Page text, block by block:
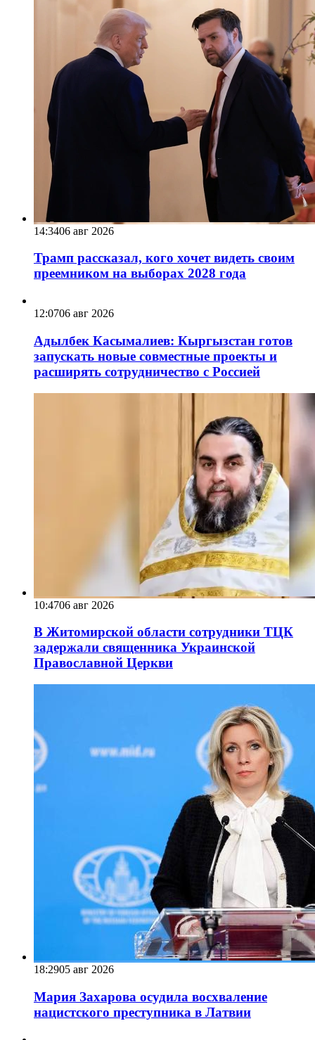
14:3406 авг 2026
Трамп рассказал, кого хочет видеть своим
преемником на выборах 2028 года
12:0706 авг 2026
Адылбек Касымалиев: Кыргызстан готов
запускать новые совместные проекты и
расширять сотрудничество с Россией
10:4706 авг 2026
В Житомирской области сотрудники ТЦК
задержали священника Украинской
Православной Церкви
18:2905 авг 2026
Мария Захарова осудила восхваление
нацистского преступника в Латвии